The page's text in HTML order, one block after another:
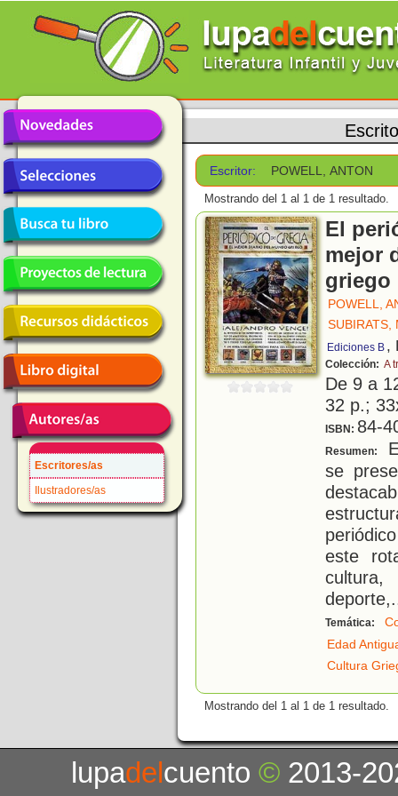
Escritores/as
Ilustradores/as
Escritor: POWELL, ANTON
Mostrando del 1 al 1 de 1 resultado.
El
mejor
griego
POWELL,
SUBIRATS,
Ediciones B ,
Colección: A
De 9 a
32 p.;
ISBN: 84-
Resumen:
se
este
deporte,
Temática:
Edad
Cultura
Mostrando del 1 al 1 de 1 resultado.
lupadelcuento© 2013-